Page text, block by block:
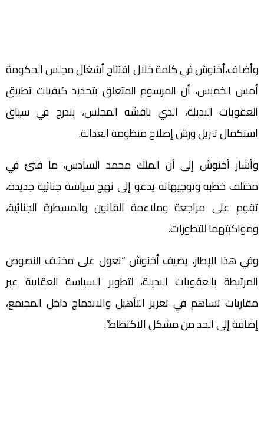
وأضاف،أخنوش في كلمة خلال افتتاح أشغال مجلس الحكومة
أمس الخميس، أن المرسوم المتعلق بتحديد كيفيات تطبيق
العقوبات البديلة، الذي ناقشه المجلس، يندرج في سياق
استكمال تنزيل ‏ورش إصلاح منظومة العدالة.
وأشار أخنوش إلى أن الملك محمد السادس، ما فتئ في
مختلف خطبه وتوجيهاته يدعو إلى نهج سياسة جنائية جديدة،
تقوم على مراجعة وملاءمة القانون والمسطرة الجنائية،
ومواكبتهما للتطورات.
وفي هذا الإطار، يضيف أخنوش “نعول على مختلف النصوص
المرتبطة بالعقوبات البديلة، لتطوير السياسة العقابية عبر
مقاربات تساهم في تعزيز التأهيل والاندماج داخل المجتمع،
إضافة إلى الحد من مشكل الاكتظاظ”.